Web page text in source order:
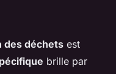
des déchets est
brille par